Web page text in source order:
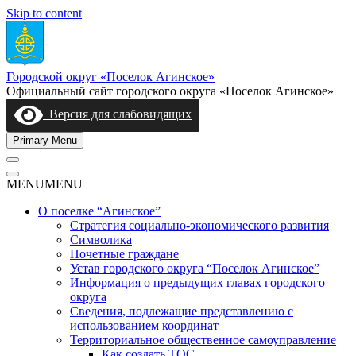
Skip to content
Городской округ «Поселок Агинское»
Официальный сайт городского округа «Поселок Агинское»
Версия для слабовидящих
Primary Menu
MENUMENU
О поселке “Агинское”
Стратегия социально-экономического развития
Символика
Почетные граждане
Устав городского округа “Поселок Агинское”
Информация о предыдущих главах городского
округа
Сведения, подлежащие представлению с
использованием координат
Территориальное общественное самоуправление